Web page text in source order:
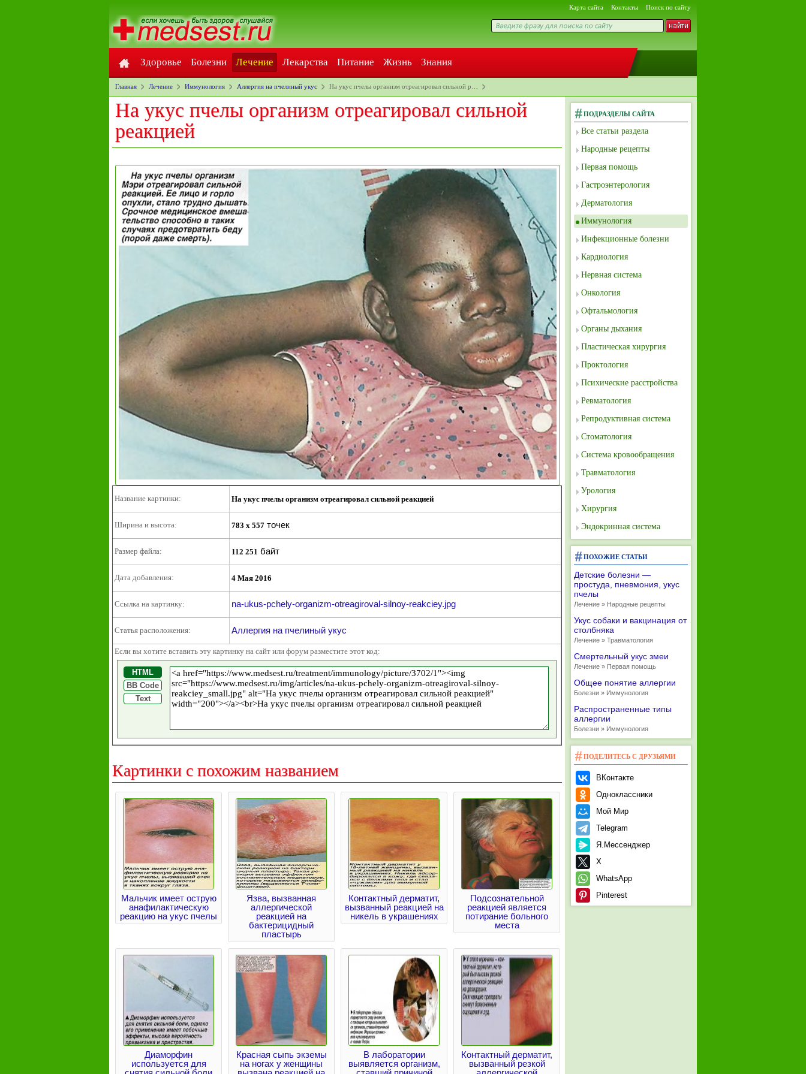
Карта сайта Контакты Поиск по сайту
Здоровье Болезни Лечение Лекарства Питание Жизнь Знания
Главная Лечение Иммунология Аллергия на пчелиный укус На укус пчелы организм отреагировал сильной р…
На укус пчелы организм отреагировал сильной
реакцией
Название картинки: На укус пчелы организм отреагировал сильной реакцией
Ширина и высота: 783 x 557 точек
Размер файла: 112 251 байт
Дата добавления: 4 Мая 2016
Ссылка на картинку: na-ukus-pchely-organizm-otreagiroval-silnoy-reakciey.jpg
Статья расположения: Аллергия на пчелиный укус
Если вы хотите вставить эту картинку на сайт или форум разместите этот код:
HTML
BB Code
Text
Картинки с похожим названием
Мальчик имеет острую
анафилактическую
реакцию на укус пчелы
Язва, вызванная
аллергической
реакцией на
бактерицидный
пластырь
Контактный дерматит,
вызванный реакцией на
никель в украшениях
Подсознательной
реакцией является
потирание больного
места
Диаморфин
используется для
Красная сыпь экземы
на ногах у женщины
В лаборатории
выявляется организм,
Контактный дерматит,
вызванный резкой
ПОДРАЗДЕЛЫ САЙТА
Все статьи раздела
Народные рецепты
Первая помощь
Гастроэнтерология
Дерматология
Иммунология
Инфекционные болезни
Кардиология
Нервная система
Онкология
Офтальмология
Органы дыхания
Пластическая хирургия
Проктология
Психические расстройства
Ревматология
Репродуктивная система
Стоматология
Система кровообращения
Травматология
Урология
Хирургия
Эндокринная система
ПОХОЖИЕ СТАТЬИ
Детские болезни —
простуда, пневмония, укус
пчелы
Лечение » Народные рецепты
Укус собаки и вакцинация от
столбняка
Лечение » Травматология
Смертельный укус змеи
Лечение » Первая помощь
Общее понятие аллергии
Болезни » Иммунология
Распространенные типы
аллергии
Болезни » Иммунология
ПОДЕЛИТЕСЬ С ДРУЗЬЯМИ
ВКонтакте
Одноклассники
Мой Мир
Telegram
Я.Мессенджер
X
WhatsApp
Pinterest